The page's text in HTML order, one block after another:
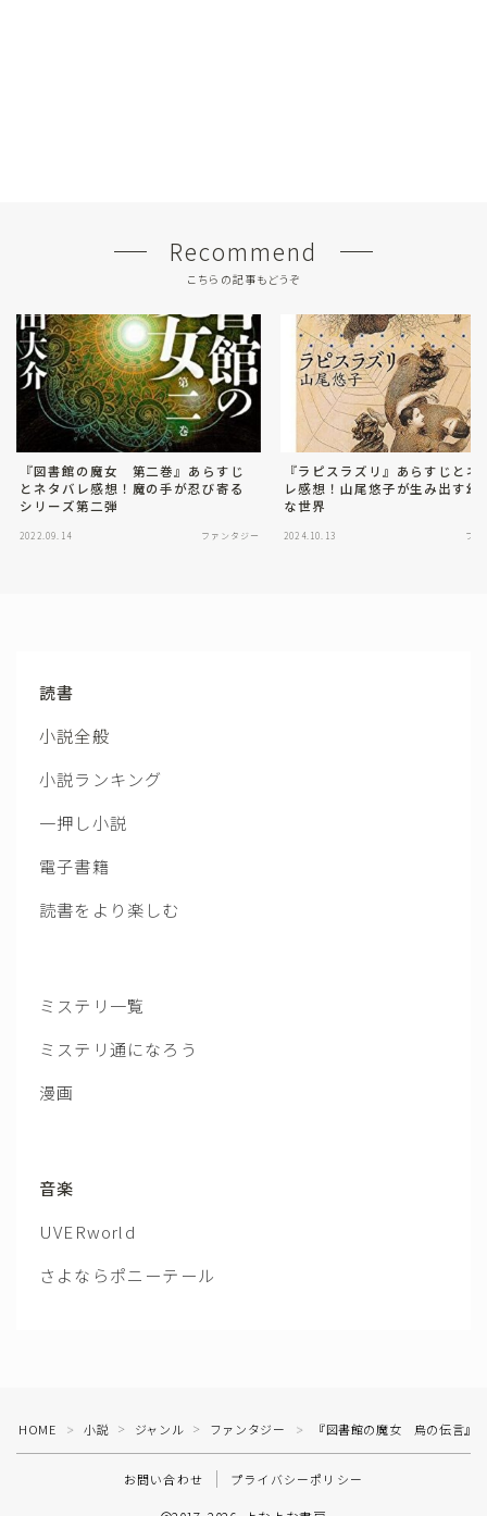
Recommend
こちらの記事もどうぞ
『図書館の魔女 第二巻』あらすじ
とネタバレ感想！魔の手が忍び寄る
シリーズ第二弾
2022.09.14 ファンタジー
『ラピスラズリ』あらすじとネ
レ感想！山尾悠子が生み出す幻
な世界
2024.10.13 フ
読書
小説全般
小説ランキング
一押し小説
電子書籍
読書をより楽しむ
ミステリ一覧
ミステリ通になろう
漫画
音楽
UVERworld
さよならポニーテール
HOME ＞ 小説 ＞ ジャンル ＞ ファンタジー ＞ 『図書館の魔女 烏の伝言』
お問い合わせ プライバシーポリシー